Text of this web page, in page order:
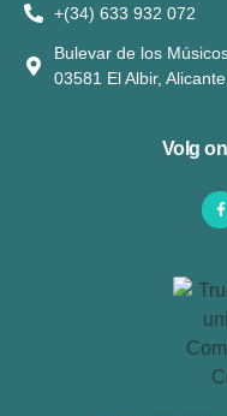
+(34) 633 932 072
Bulevar de los
03581 El Albir,
Volg